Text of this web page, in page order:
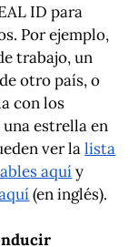
ID para
Por ejemplo,
trabajo, un
otro país, o
con los
estrella en
ver lalista
aquíy
(en inglés).